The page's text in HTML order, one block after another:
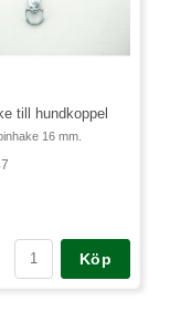
till hundkoppel
16 mm.
Köp